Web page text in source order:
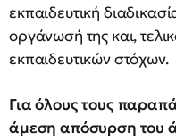
εκπαιδευτική
οργάνωσή της και,
εκπαιδευτικών στόχων.
Για όλους τους
άμεση απόσυρση του